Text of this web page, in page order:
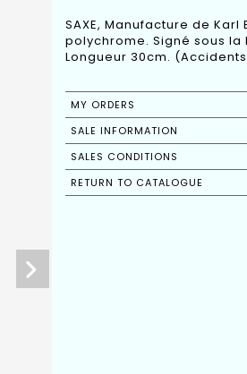
SAXE, Manufacture de
polychrome. Signé sous la
Longueur 30cm.
MY ORDERS
SALE INFORMATION
SALES CONDITIONS
RETURN TO CATALOGUE